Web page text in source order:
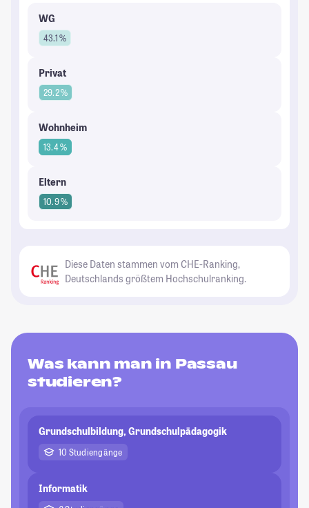
WG
43.1 %
Privat
29.2 %
Wohnheim
13.4 %
Eltern
10.9 %
Diese Daten stammen vom CHE-Ranking,
Deutschlands größtem Hochschulranking.
Was kann man in Passau
studieren?
Grundschulbildung, Grundschulpädagogik
10 Studiengänge
Informatik